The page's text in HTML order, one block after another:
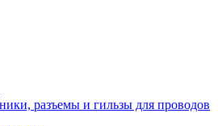
разъемы и гильзы для проводов